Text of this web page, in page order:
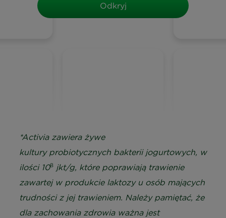
Odkryj
*Activia zawiera żywe
kultury probiotycznych bakterii jogurtowych, w
ilości 108 jkt/g, które poprawiają trawienie
zawartej w produkcie laktozy u osób mających
trudności z jej trawieniem. Należy pamiętać, że
dla zachowania zdrowia ważna jest